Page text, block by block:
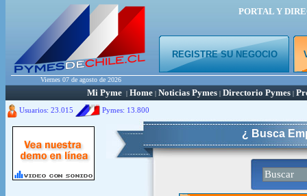
PORTAL Y
REGISTRE SU NEGOCIO
Viernes 07 de agosto de 2026
Mi Pyme | Home | Noticias Pymes | Directorio Pymes |
Usuarios: 23.015 Pymes: 13.800
¿ Busca